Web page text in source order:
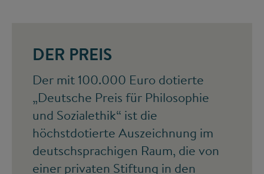
DER PREIS
Der mit 100.000 Euro dotierte
„Deutsche Preis für Philosophie
und Sozialethik“ ist die
höchstdotierte Auszeichnung im
deutschsprachigen Raum, die von
einer privaten Stiftung in den